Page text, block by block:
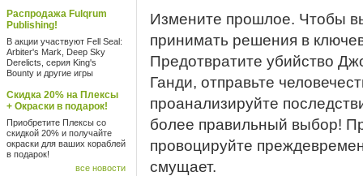
Распродажа Fulqrum
Publishing!
В акции участвуют Fell Seal:
Arbiter's Mark, Deep Sky
Derelicts, серия King's
Bounty и другие игры
Скидка 20% на Плексы
+ Окраски в подарок!
Приобретите Плексы со
скидкой 20% и получайте
окраски для ваших кораблей
в подарок!
все новости
Измените прошлое. Чтобы
принимать решения в
Предотвратите убийство
Ганди, отправьте
проанализируйте
более правильный выбор!
провоцируйте
смущает.